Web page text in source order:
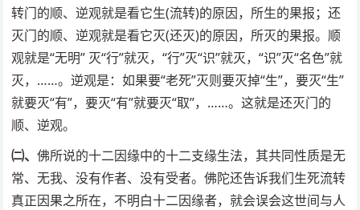
转门的顺、逆观就是看它生(流转)的原因，所生的果报；还
灭门的顺、逆观就是看它灭(还灭)的原因，所灭的果报。顺
观就是“无明” 灭“行”就灭，“行”灭“识”就灭，“识”灭“名色”就
灭，……。逆观是：如果要“老死”灭则要灭掉“生”，要灭“生”
就要灭“有”，要灭“有”就要灭“取”，……。这就是还灭门的
顺、逆观。
㈡、佛所说的十二因缘中的十二支缘生法，其共同性质是无
常、无我、没有作者、没有受者。佛陀还告诉我们生死流转
真正因果之所在，不明白十二因缘者，就会误会这世间与人